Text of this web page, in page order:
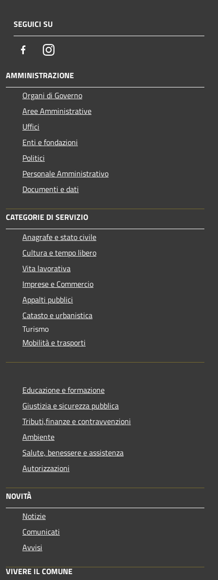
SEGUICI SU
FacebookInstagram
AMMINISTRAZIONE
Organi di Governo
Aree Amministrative
Uffici
Enti e fondazioni
Politici
Personale Amministrativo
Documenti e dati
CATEGORIE DI SERVIZIO
Anagrafe e stato civile
Cultura e tempo libero
Vita lavorativa
Imprese e Commercio
Appalti pubblici
Catasto e urbanistica
Turismo
Mobilità e trasporti
Educazione e formazione
Giustizia e sicurezza pubblica
Tributi,finanze e contravvenzioni
Ambiente
Salute, benessere e assistenza
Autorizzazioni
NOVITÀ
Notizie
Comunicati
Avvisi
VIVERE IL COMUNE